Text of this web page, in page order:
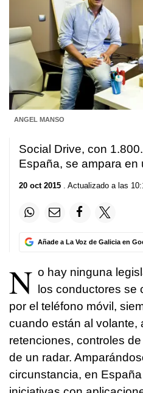
ANGEL MANSO
Social Drive, con
España, se ampara en
20 oct 2015 . Actualizado a las
Añade a La Voz de Galicia en
N o hay ninguna
los conductores se
por el teléfono móvil,
cuando están al volante,
retenciones, controles
de un radar.
circunstancia, en